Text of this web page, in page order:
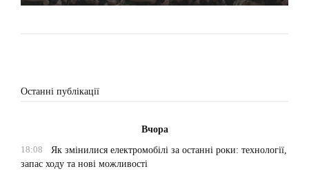
Останні публікації
Вчора
18:08
Як змінилися електромобілі за останні роки: технології,
запас ходу та нові можливості